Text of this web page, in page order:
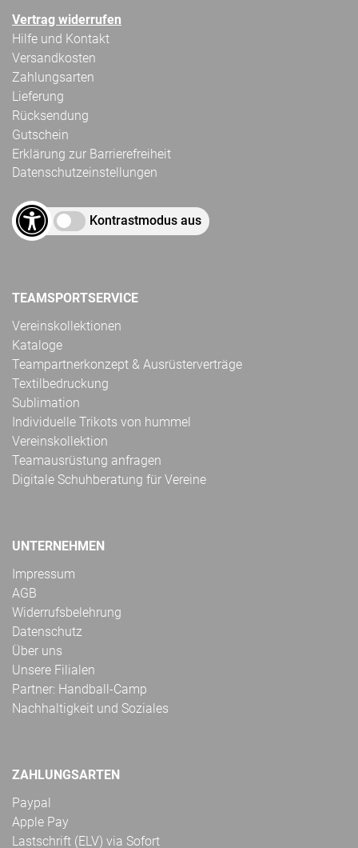
Vertrag widerrufen
Hilfe und Kontakt
Versandkosten
Zahlungsarten
Lieferung
Rücksendung
Gutschein
Erklärung zur Barrierefreiheit
Datenschutzeinstellungen
Kontrastmodus aus
TEAMSPORTSERVICE
Vereinskollektionen
Kataloge
Teampartnerkonzept & Ausrüsterverträge
Textilbedruckung
Sublimation
Individuelle Trikots von hummel
Vereinskollektion
Teamausrüstung anfragen
Digitale Schuhberatung für Vereine
UNTERNEHMEN
Impressum
AGB
Widerrufsbelehrung
Datenschutz
Über uns
Unsere Filialen
Partner: Handball-Camp
Nachhaltigkeit und Soziales
ZAHLUNGSARTEN
Paypal
Apple Pay
Lastschrift (ELV) via Sofort